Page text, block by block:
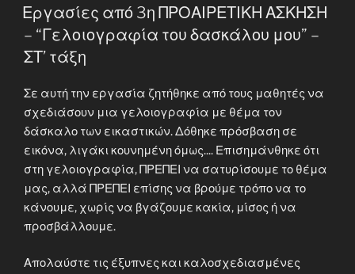
ON
Εργασίες από 3η ΠΡΟΑΙΡΕΤΙΚΗ ΑΣΚΗΣΗ
– “Γελοιογραφία του δασκάλου μου” –
ΣΤ’ τάξη
Σε αυτή την εργασία ζητήθηκε από τους μαθητές να
σχεδιάσουν μια γελοιογραφία με θέμα τον
δάσκαλο των εικαστικών. Δόθηκε πρόσβαση σε
εικόνα, λιγάκι κουνημένη όμως.... Επισημάνθηκε ότι
στη γελοιογραφία, ΠΡΕΠΕΙ να σατυρίσουμε το θέμα
μας, αλλά ΠΡΕΠΕΙ επίσης να βρούμε τρόπο να το
κάνουμε, χωρίς να βγάζουμε κακία, μίσος ή να
προσβάλλουμε.
Απολαύστε τις έξυπνες και καλοσχεδιασμένες